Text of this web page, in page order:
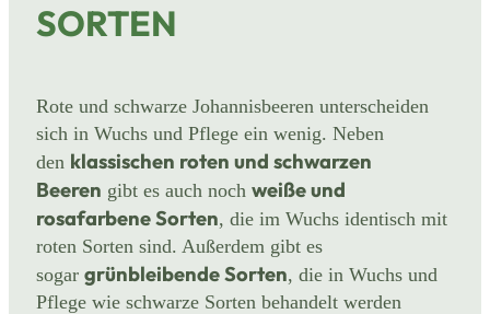
SORTEN
Rote und schwarze Johannisbeeren unterscheiden
sich in Wuchs und Pflege ein wenig. Neben
den klassischen roten und schwarzen
Beeren gibt es auch noch weiße und
rosafarbene Sorten, die im Wuchs identisch mit
roten Sorten sind. Außerdem gibt es
sogar grünbleibende Sorten, die in Wuchs und
Pflege wie schwarze Sorten behandelt werden